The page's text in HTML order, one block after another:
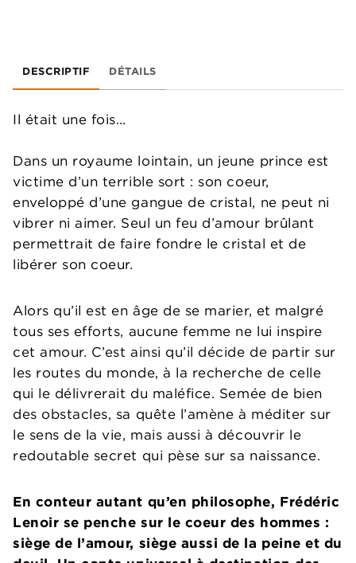
DESCRIPTIF DÉTAILS
Il était une fois…
Dans un royaume lointain, un jeune prince est
victime d’un terrible sort : son coeur,
enveloppé d’une gangue de cristal, ne peut ni
vibrer ni aimer. Seul un feu d’amour brûlant
permettrait de faire fondre le cristal et de
libérer son coeur.
Alors qu’il est en âge de se marier, et malgré
tous ses efforts, aucune femme ne lui inspire
cet amour. C’est ainsi qu’il décide de partir sur
les routes du monde, à la recherche de celle
qui le délivrerait du maléfice. Semée de bien
des obstacles, sa quête l’amène à méditer sur
le sens de la vie, mais aussi à découvrir le
redoutable secret qui pèse sur sa naissance.
En conteur autant qu’en philosophe, Frédéric
Lenoir se penche sur le coeur des hommes :
siège de l’amour, siège aussi de la peine et du